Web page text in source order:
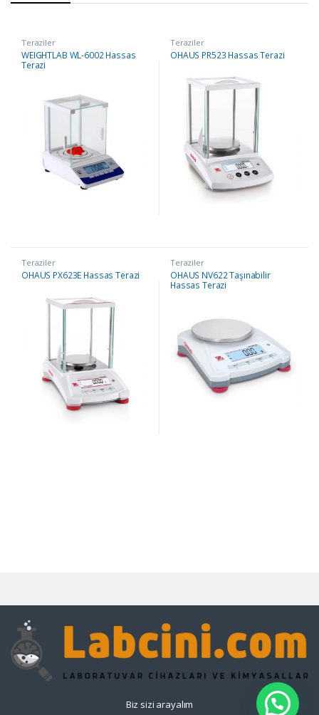
Teraziler
WEIGHTLAB WL-6002 Hassas
Terazi
Teraziler
OHAUS PR523 Hassas Terazi
Teraziler
OHAUS PX623E Hassas Terazi
Teraziler
OHAUS NV622 Taşınabilir
Hassas Terazi
Biz sizi arayalım